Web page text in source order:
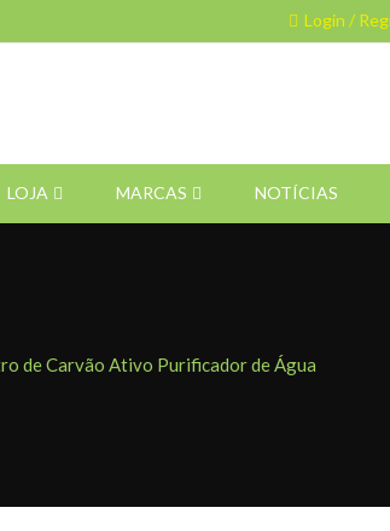
Login /
LOJA MARCAS NOTÍCIAS
de Carvão Ativo Purificador de Água